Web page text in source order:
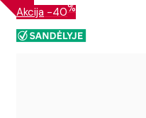
Akcija -40%